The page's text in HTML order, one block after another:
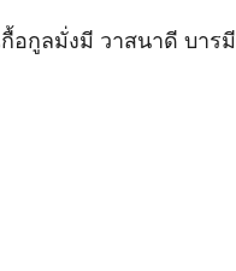
อกูลมั่งมี วาสนาดี บารมี